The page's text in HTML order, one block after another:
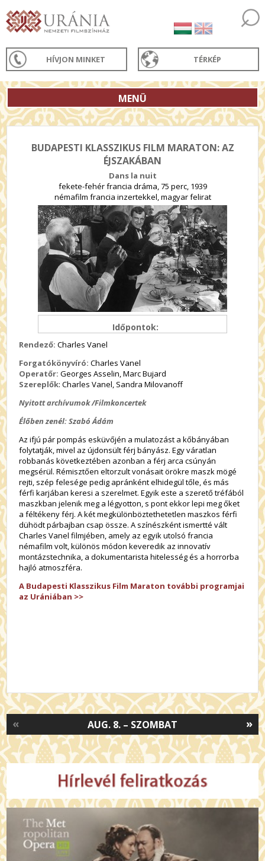
HÍVJON MINKET TÉRKÉP
MENÜ
BUDAPESTI KLASSZIKUS FILM MARATON: AZ
ÉJSZAKÁBAN
Dans la nuit
fekete-fehér francia dráma, 75 perc, 1939
némafilm francia inzertekkel, magyar felirat
Időpontok:
Rendező: Charles Vanel
Forgatókönyvíró: Charles Vanel
Operatőr: Georges Asselin, Marc Bujard
Szereplők: Charles Vanel, Sandra Milovanoff
Nyitott archívumok/Filmkoncertek
Élőben zenél: Szabó Ádám
Az ifjú pár pompás esküvőjén a mulatozást a kőbányában
folytatják, mivel az újdonsült férj bányász. Egy váratlan
robbanás következtében azonban a férj arca csúnyán
megsérül. Rémisztően eltorzult vonásait örökre maszk mögé
rejti, szép felesége pedig apránként elhidegül tőle, és más
férfi karjában keresi a szerelmet. Egyik este a szerető tréfából
maszkban jelenik meg a légyotton, s pont ekkor lepi meg őket
a féltékeny férj. A két megkülönböztethetetlen maszkos férfi
dühödt párbajban csap össze. A színészként ismertté vált
Charles Vanel filmjében, amely az egyik utolsó francia
némafilm volt, különös módon keveredik az innovatív
montázstechnika, a dokumentarista hitelesség és a horrorba
hajló atmoszféra.
A Budapesti Klasszikus Film Maraton további programjai
az Urániában >>
»
AUG. 8. – SZOMBAT
«